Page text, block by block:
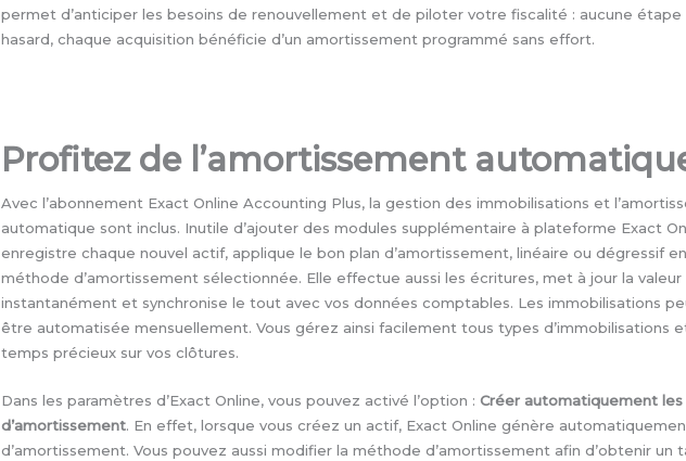
permet d’anticiper les besoins de renouvellement et de piloter votre fiscalité : aucune étape
hasard, chaque acquisition bénéficie d’un amortissement programmé sans effort.
Profitez de l’amortissement
Avec l’abonnement Exact Online Accounting Plus, la gestion des immobilisations et
automatique sont inclus. Inutile d’ajouter des modules supplémentaire à plateforme Exact
enregistre chaque nouvel actif, applique le bon plan d’amortissement, linéaire ou dégressif
méthode d’amortissement sélectionnée. Elle effectue aussi les écritures, met à jour la
instantanément et synchronise le tout avec vos données comptables. Les immobilisations
être automatisée mensuellement. Vous gérez ainsi facilement tous types d’immobilisations
temps précieux sur vos clôtures.
Dans les paramètres d’Exact Online, vous pouvez activé l’option :Créer automatiquement
d’amortissement. En effet, lorsque vous créez un actif, Exact Online génère
d’amortissement. Vous pouvez aussi modifier la méthode d’amortissement afin d’obtenir un